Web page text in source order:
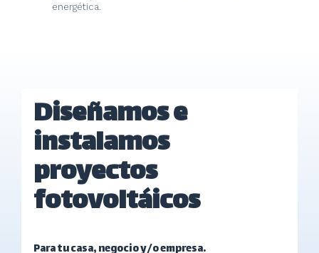
energética.
Diseñamos e
instalamos
proyectos
fotovoltáicos
Para tu casa, negocio y/o empresa.